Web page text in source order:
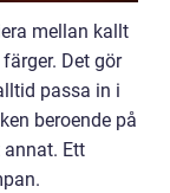
mellan kallt
Det gör
passa in i
beroende på
Ett